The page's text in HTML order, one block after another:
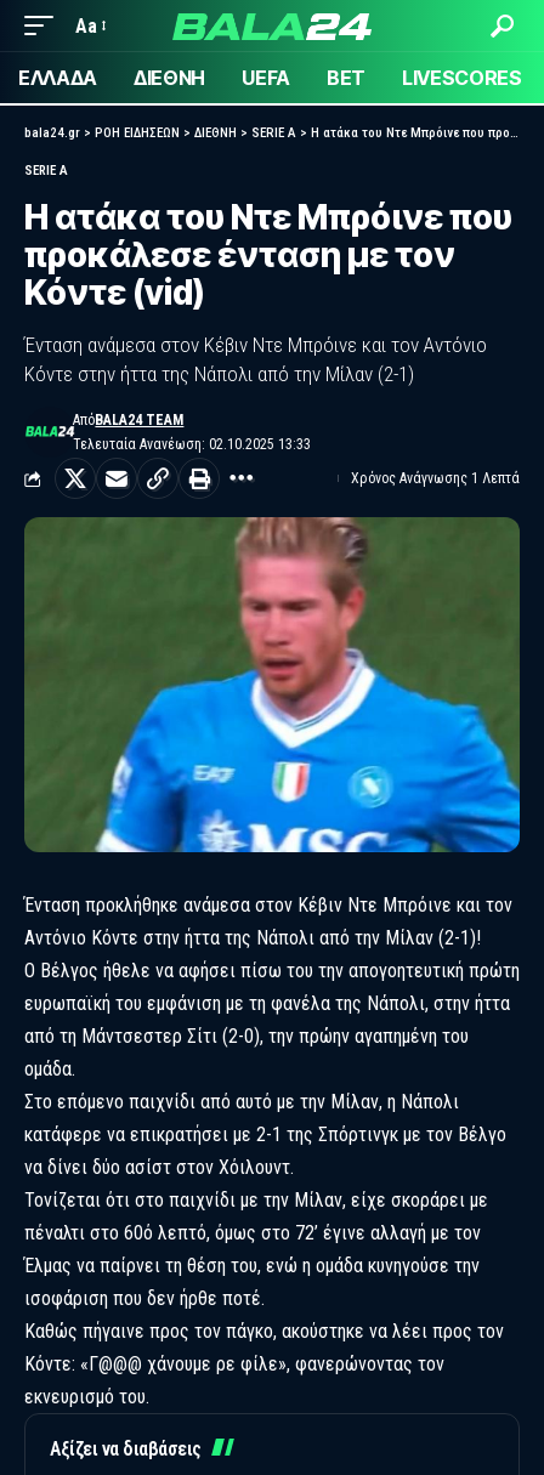
Aa
ΕΛΛΑΔΑ ΔΙΕΘΝΗ UEFA BET LIVESCORES
bala24.gr > ΡΟΗ ΕΙΔΗΣΕΩΝ > ΔΙΕΘΝΗ > SERIE A > Η ατάκα του Ντε Μπρόινε που προκάλεσε ένταση με τον Κόντε (vid)
SERIE A
Η ατάκα του Ντε Μπρόινε που
προκάλεσε ένταση με τον
Κόντε (vid)
Ένταση ανάμεσα στον Κέβιν Ντε Μπρόινε και τον Αντόνιο
Κόντε στην ήττα της Νάπολι από την Μίλαν (2-1)
Τελευταία Ανανέωση: 02.10.2025 13:33
ΑπόBALA24 TEAM
Χρόνος Ανάγνωσης 1 Λεπτά
Ένταση προκλήθηκε ανάμεσα στον Κέβιν Ντε Μπρόινε και τον
Αντόνιο Κόντε στην ήττα της Νάπολι από την Μίλαν (2-1)!
Ο Βέλγος ήθελε να αφήσει πίσω του την απογοητευτική πρώτη
ευρωπαϊκή του εμφάνιση με τη φανέλα της Νάπολι, στην ήττα
από τη Μάντσεστερ Σίτι (2-0), την πρώην αγαπημένη του
ομάδα.
Στο επόμενο παιχνίδι από αυτό με την Μίλαν, η Νάπολι
κατάφερε να επικρατήσει με 2-1 της Σπόρτινγκ με τον Βέλγο
να δίνει δύο ασίστ στον Χόιλουντ.
Τονίζεται ότι στο παιχνίδι με την Μίλαν, είχε σκοράρει με
πέναλτι στο 60ό λεπτό, όμως στο 72’ έγινε αλλαγή με τον
Έλμας να παίρνει τη θέση του, ενώ η ομάδα κυνηγούσε την
ισοφάριση που δεν ήρθε ποτέ.
Καθώς πήγαινε προς τον πάγκο, ακούστηκε να λέει προς τον
Κόντε: «Γ@@@ χάνουμε ρε φίλε», φανερώνοντας τον
εκνευρισμό του.
Αξίζει να διαβάσεις